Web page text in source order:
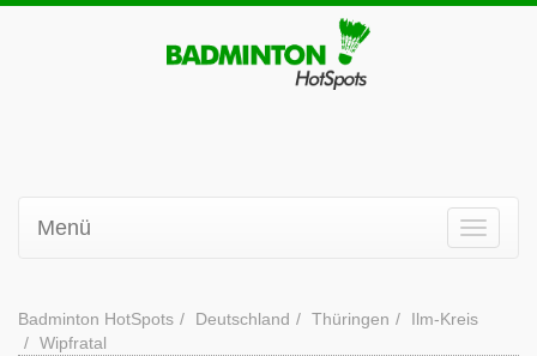
Menü
Badminton HotSpots Deutschland Thüringen
Ilm-Kreis
Wipfratal